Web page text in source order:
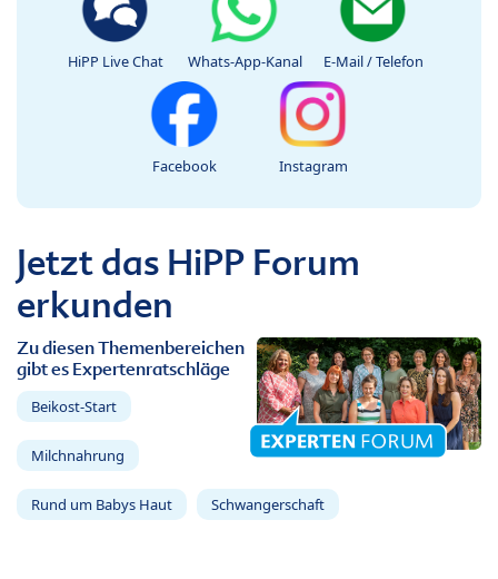
HiPP Live Chat Whats-App-Kanal E-Mail / Telefon
Facebook Instagram
Jetzt das HiPP Forum
erkunden
Zu diesen Themenbereichen
gibt es Expertenratschläge
Beikost-Start
Milchnahrung
Rund um Babys Haut Schwangerschaft